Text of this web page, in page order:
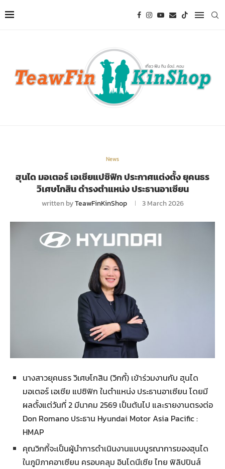
News
ฮุนได มอเตอร์ เอเชียแปซิฟิก ประกาศแต่งตั้ง ยุคนธร
วิเศษโกสิน ดำรงตำแหน่ง ประธานอาเซียน
written byTeawFinKinShop 3 March 2026
นางสาวยุคนธร วิเศษโกสิน (วิกกี้) เข้าร่วมงานกับ ฮุนได
มอเตอร์ เอเชีย แปซิฟิก ในตำแหน่ง ประธานอาเซียน โดยมี
ผลตั้งแต่วันที่ 2 มีนาคม 2569 เป็นต้นไป และรายงานตรงต่อ
Don Romano ประธาน Hyundai Motor Asia Pacific :
HMAP
คุณวิกกี้จะเป็นผู้นำการดำเนินงานแบบบูรณาการของฮุนได
ในภูมิภาคอาเซียน ครอบคลุม อินโดนีเซีย ไทย ฟิลิปปินส์